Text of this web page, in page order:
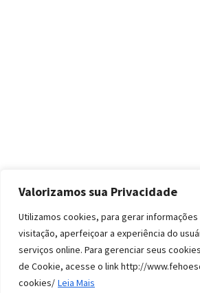
Valorizamos sua Privacidade
Utilizamos cookies, para gerar
visitação, aperfeiçoar a experiência do
serviços online. Para gerenciar seus
de Cookie, acesse o link http://
cookies/ Leia Mais
© Todos os direitos reservados